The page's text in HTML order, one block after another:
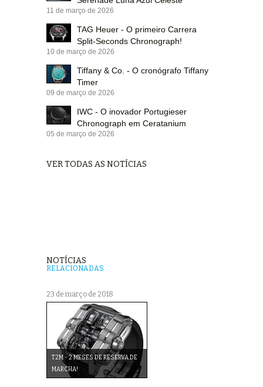
11 de março de 2026
TAG Heuer - O primeiro Carrera
Split-Seconds Chronograph!
10 de março de 2026
Tiffany & Co. - O cronógrafo Tiffany
Timer
09 de março de 2026
IWC - O inovador Portugieser
Chronograph em Ceratanium
05 de março de 2026
VER TODAS AS NOTÍCIAS
NOTÍCIAS
RELACIONADAS
23 de março de 2018
T2M - 2 MESES DE RESERVA DE
MARCHA!